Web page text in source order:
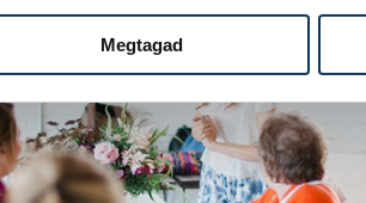
Megtagad